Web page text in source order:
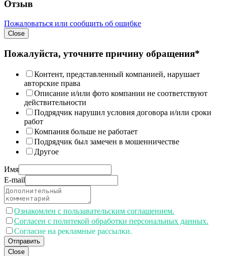
Отзыв
Пожаловаться или сообщить об ошибке
Close
Пожалуйста, уточните причину обращения*
Контент, представленный компанией, нарушает
авторские права
Описание и/или фото компании не соответствуют
действительности
Подрядчик нарушил условия договора и/или сроки
работ
Компания больше не работает
Подрядчик был замечен в мошенничестве
Другое
Имя
E-mail
Ознакомлен с пользавательским соглашением.
Согласен с политекой обработки персональных данных.
Согласие на рекламные рассылки.
Отправить
Close